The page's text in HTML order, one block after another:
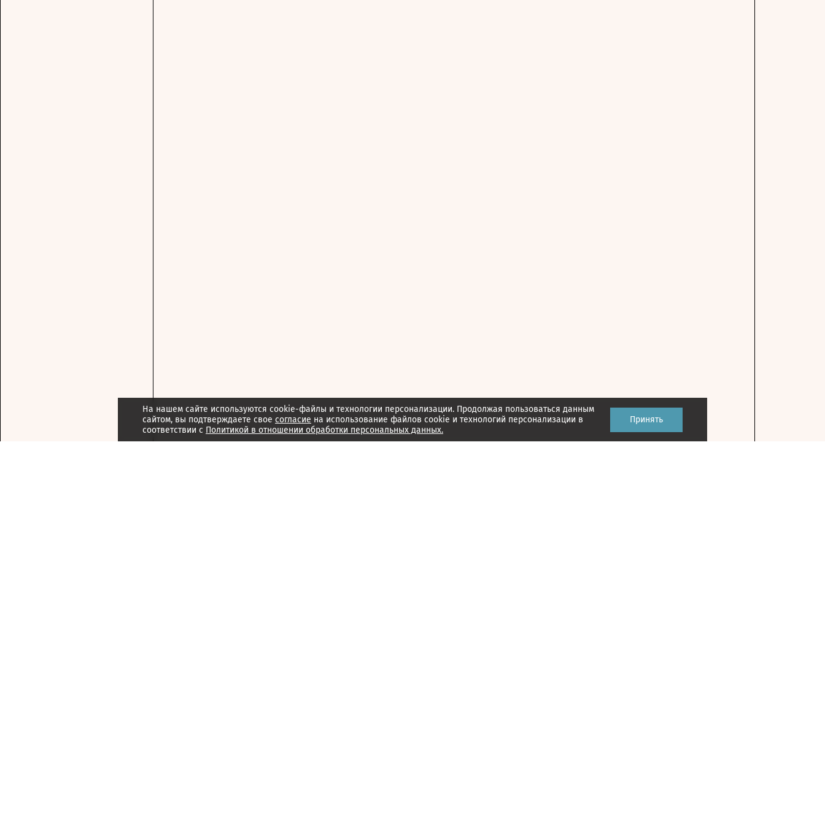
На нашем сайте используются cookie-файлы и технологии персонализации. Продолжая пользоваться данным
сайтом, вы подтверждаете свое согласие на использование файлов cookie и технологий персонализации в
соответствии с Политикой в отношении обработки персональных данных.
Принять